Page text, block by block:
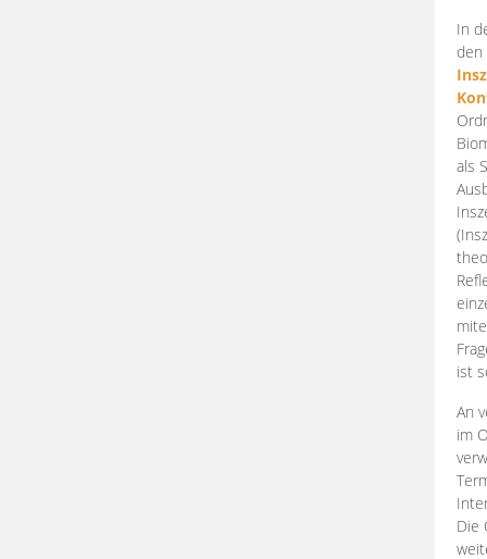
In
den
als
ist
An
im
Die